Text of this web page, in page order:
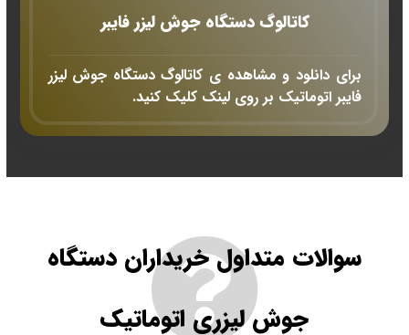
کاتالوگ دستگاه جوش لیزر فایبر
برای دانلود و مشاهده ی کاتالوگ دستگاه جوش لیزر
فایبر اتوماتیک بر روی لینک کلیک کنید.
سوالات متداول خریداران دستگاه
جوش لیزری اتوماتیک